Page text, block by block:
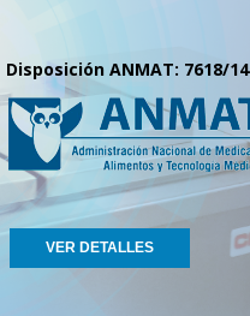
Disposición ANMAT: 7618/14
VER DETALLES